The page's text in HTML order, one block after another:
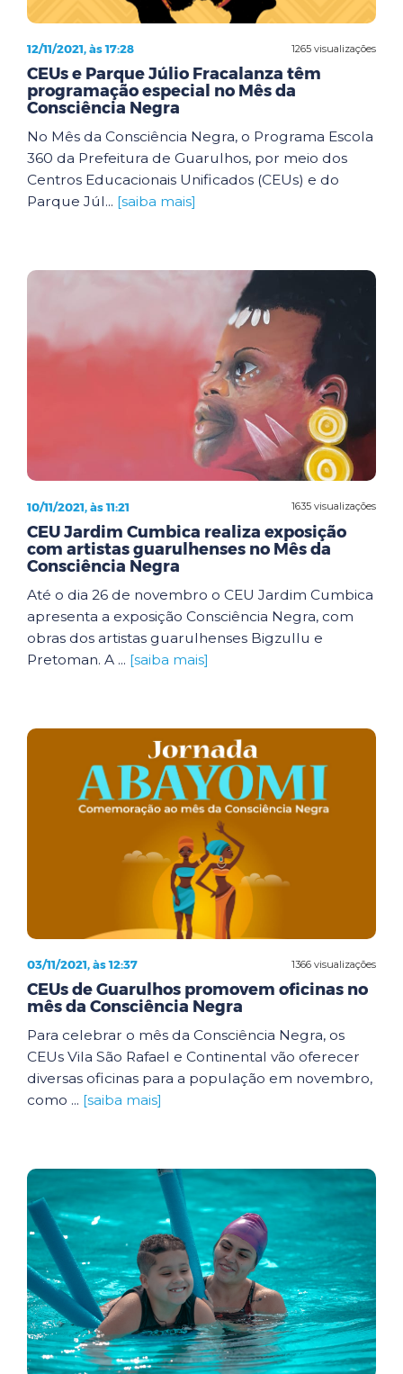
1265 visualizações
12/11/2021, às 17:28
CEUs e Parque Júlio Fracalanza têm
programação especial no Mês da
Consciência Negra
No Mês da Consciência Negra, o Programa Escola
360 da Prefeitura de Guarulhos, por meio dos
Centros Educacionais Unificados (CEUs) e do
Parque Júl... [saiba mais]
1635 visualizações
10/11/2021, às 11:21
CEU Jardim Cumbica realiza exposição
com artistas guarulhenses no Mês da
Consciência Negra
Até o dia 26 de novembro o CEU Jardim Cumbica
apresenta a exposição Consciência Negra, com
obras dos artistas guarulhenses Bigzullu e
Pretoman. A ... [saiba mais]
1366 visualizações
03/11/2021, às 12:37
CEUs de Guarulhos promovem oficinas no
mês da Consciência Negra
Para celebrar o mês da Consciência Negra, os
CEUs Vila São Rafael e Continental vão oferecer
diversas oficinas para a população em novembro,
como ... [saiba mais]